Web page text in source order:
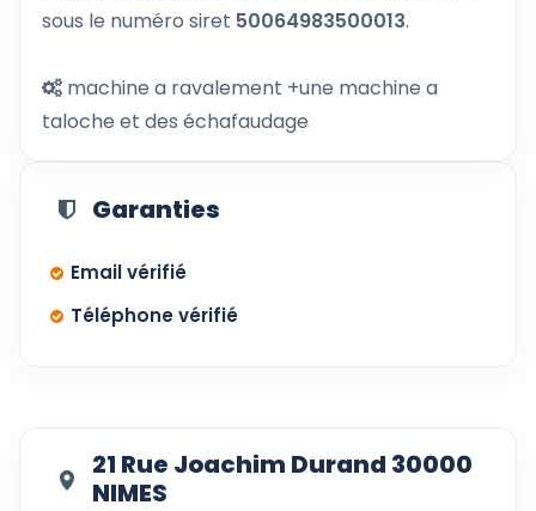
sous le numéro siret 50064983500013.
machine a ravalement +une machine a
taloche et des échafaudage
Garanties
Email vérifié
Téléphone vérifié
21 Rue Joachim Durand 30000
NIMES